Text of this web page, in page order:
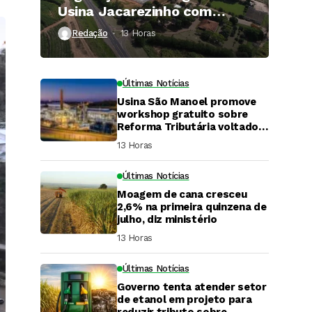
Usina Jacarezinho com
investimento de R$ 120
milhões
Redação 13 Horas ⁮
Últimas Notícias
Usina São Manoel promove
workshop gratuito sobre
Reforma Tributária voltado
ao agronegócio.
13 Horas ⁮
Últimas Notícias
Moagem de cana cresceu
2,6% na primeira quinzena de
julho, diz ministério
13 Horas ⁮
Últimas Notícias
Governo tenta atender setor
de etanol em projeto para
DaCana Cast